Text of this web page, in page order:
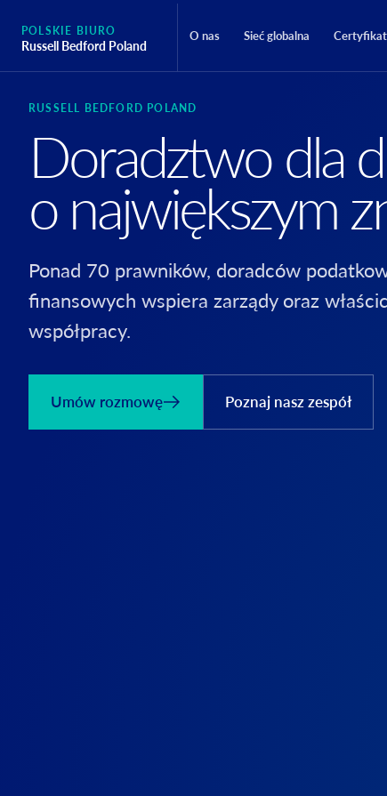
POLSKIE BIURO
Russell Bedford Poland
O nas Sieć globalna
RUSSELL BEDFORD POLAND
Doradztwo dla
o największym
Ponad 70 prawników, doradców
finansowych wspiera zarządy oraz
współpracy.
Umów rozmowę Poznaj nasz zespół